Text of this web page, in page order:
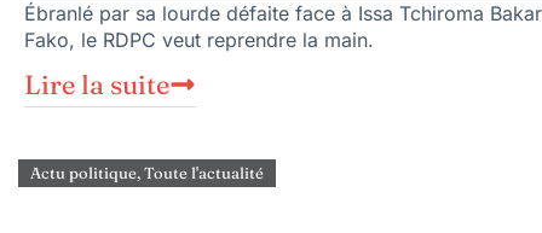
Ébranlé par sa lourde défaite face à Issa Tchiroma
Fako, le RDPC veut reprendre la main.
Lire la suite
Actu politique,Toute l'actualité